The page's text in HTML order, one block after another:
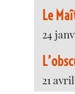
Le
24
21